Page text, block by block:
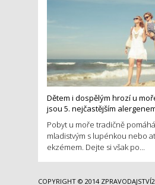
Dětem i dospělým hrozí u
jsou 5. nejčastějším
Pobyt u moře tradičně
mladistvým s lupénkou nebo
ekzémem. Dejte si však po...
COPYRIGHT © 2014